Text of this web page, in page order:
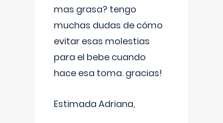
mas grasa? tengo
muchas dudas de cómo
evitar esas molestias
para el bebe cuando
hace esa toma. gracias!
Estimada Adriana,